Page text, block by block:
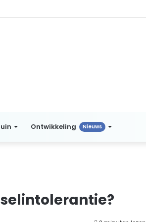
Ontwikkeling Nieuws